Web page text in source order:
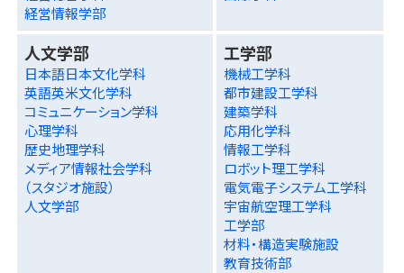
経営情報学部
人文学部
日本語日本文化学科
英語英米文化学科
コミュニケーション学科
心理学科
歴史地理学科
メディア情報社会学科
（スタジオ施設）
人文学部
工学部
機械工学科
都市建設工学科
建築学科
応用化学科
情報工学科
ロボット理工学科
電気電子システム工学科
宇宙航空理工学科
工学部
材料・構造実験施設
教育技術部